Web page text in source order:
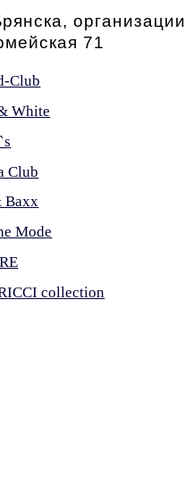
71
Club
White
Club
Baxx
Mode
collection